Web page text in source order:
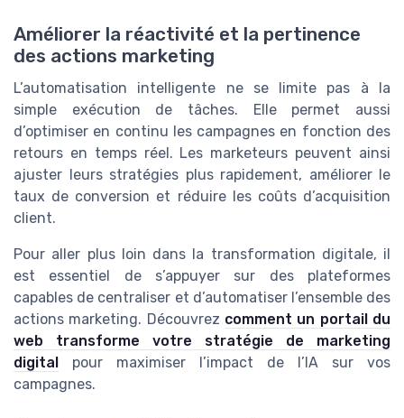
Améliorer la réactivité et la pertinence
des actions marketing
L’automatisation intelligente ne se limite pas à la
simple exécution de tâches. Elle permet aussi
d’optimiser en continu les campagnes en fonction des
retours en temps réel. Les marketeurs peuvent ainsi
ajuster leurs stratégies plus rapidement, améliorer le
taux de conversion et réduire les coûts d’acquisition
client.
Pour aller plus loin dans la transformation digitale, il
est essentiel de s’appuyer sur des plateformes
capables de centraliser et d’automatiser l’ensemble des
actions marketing. Découvrez comment un portail du
web transforme votre stratégie de marketing
digital pour maximiser l’impact de l’IA sur vos
campagnes.